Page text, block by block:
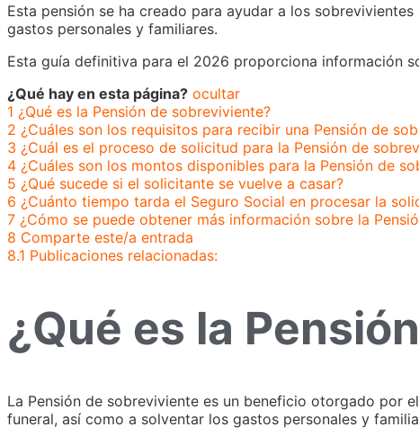
Esta pensión se ha creado para ayudar a los
gastos personales y familiares.
Esta guía definitiva para el 2026 proporciona información
¿Qué hay en esta página? ocultar
1 ¿Qué es la Pensión de sobreviviente?
2 ¿Cuáles son los requisitos para recibir una Pensión de
3 ¿Cuál es el proceso de solicitud para la Pensión de
4 ¿Cuáles son los montos disponibles para la Pensión de
5 ¿Qué sucede si el solicitante se vuelve a casar?
6 ¿Cuánto tiempo tarda el Seguro Social en procesar la
7 ¿Cómo se puede obtener más información sobre la
8 Comparte este/a entrada
8.1 Publicaciones relacionadas:
¿Qué es la
La Pensión de sobreviviente es un beneficio otorgado por
funeral, así como a solventar los gastos personales y